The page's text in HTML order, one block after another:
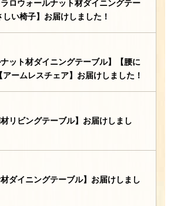
ラロウォールナット材ダイニングテー
い椅子】お届けしました！
ナット材ダイニングテーブル】【腰に
ームレスチェア】お届けしました！
材リビングテーブル】お届けしまし
材ダイニングテーブル】お届けしまし